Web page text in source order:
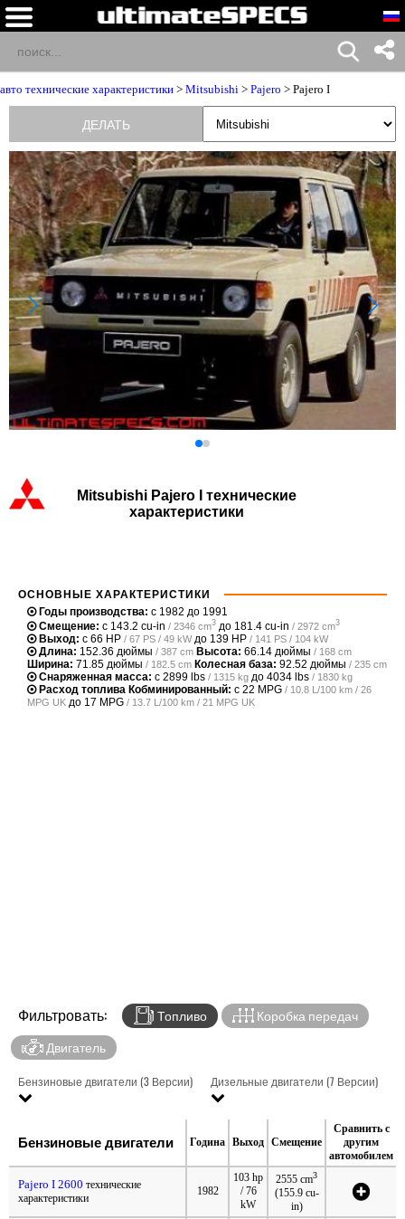
авто технические характеристики > Mitsubishi > Pajero > Pajero I
Mitsubishi Pajero I технические
характеристики
ОСНОВНЫЕ ХАРАКТЕРИСТИКИ
Годы производства: с 1982 до 1991
Смещение: с 143.2 cu-in / 2346 cm3 до 181.4 cu-in / 2972 cm3
Выход: с 66 HP / 67 PS / 49 kWдо 139 HP / 141 PS / 104 kW
Длина: 152.36 дюймы / 387 cm Высота: 66.14 дюймы / 168 cm
Ширина: 71.85 дюймы / 182.5 cm Колесная база: 92.52 дюймы / 235 cm
Снаряженная масса: с 2899 lbs / 1315 kg до 4034 lbs / 1830 kg
Расход топлива Кобминированный: с 22 MPG / 10.8 L/100 km / 26
MPG UK до 17 MPG / 13.7 L/100 km / 21 MPG UK
Фильтровать: Топливо
Коробка передач
Двигатель
Бензиновые двигатели (3 Версии) Дизельные двигатели (7 Версии)
Бензиновые двигатели Година Выход Смещение
Сравнить с
другим
автомобилем
Pajero I 2600 технические
характеристики
1982
103 hp
/ 76
kW
2555 cm3
(155.9 cu-
in)
ДЕЛАТЬ